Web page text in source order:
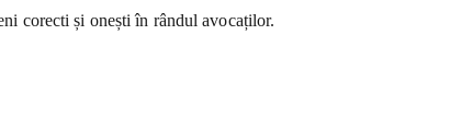
corecti și onești în rândul avocaților.